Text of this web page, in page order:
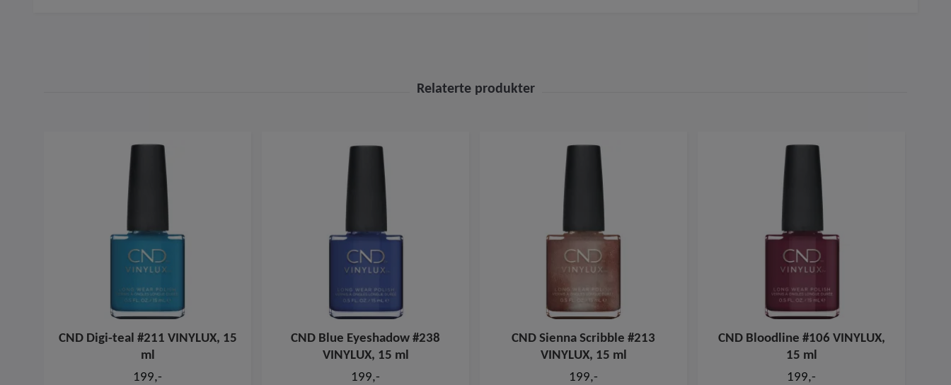
CND Digi-teal #211 VINYLUX, 15
ml
199,-
CND Blue Eyeshadow #238
VINYLUX, 15 ml
199,-
CND Sienna Scribble #213
VINYLUX, 15 ml
199,-
CND Bloodline #106 VINYLUX,
15 ml
199,-